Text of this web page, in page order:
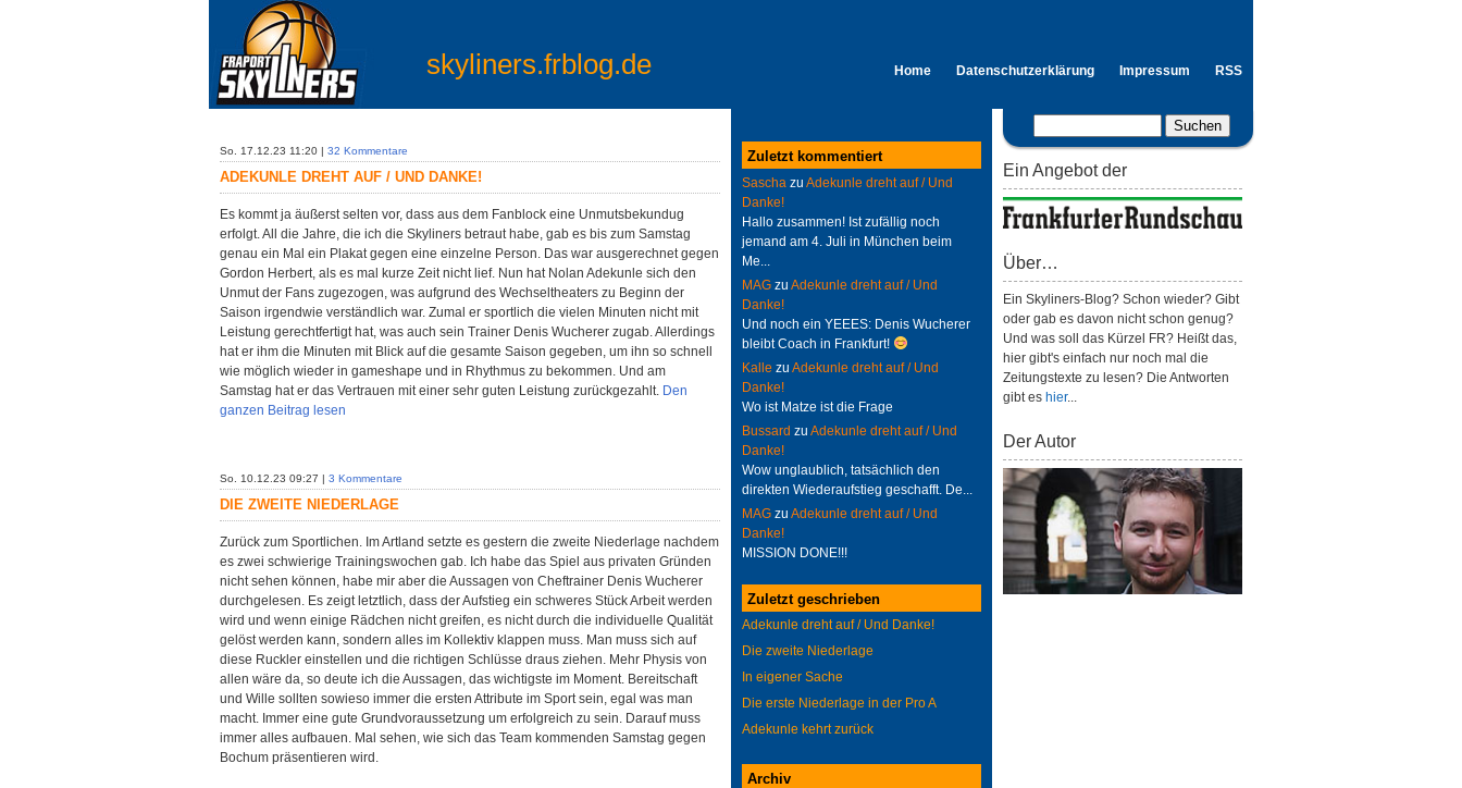
skyliners.frblog.de Home Datenschutzerklärung Impressum RSS
So. 17.12.23 11:20 | 32 Kommentare
ADEKUNLE DREHT AUF / UND DANKE!
Es kommt ja äußerst selten vor, dass aus dem Fanblock eine Unmutsbekundug
erfolgt. All die Jahre, die ich die Skyliners betraut habe, gab es bis zum Samstag
genau ein Mal ein Plakat gegen eine einzelne Person. Das war ausgerechnet gegen
Gordon Herbert, als es mal kurze Zeit nicht lief. Nun hat Nolan Adekunle sich den
Unmut der Fans zugezogen, was aufgrund des Wechseltheaters zu Beginn der
Saison irgendwie verständlich war. Zumal er sportlich die vielen Minuten nicht mit
Leistung gerechtfertigt hat, was auch sein Trainer Denis Wucherer zugab. Allerdings
hat er ihm die Minuten mit Blick auf die gesamte Saison gegeben, um ihn so schnell
wie möglich wieder in gameshape und in Rhythmus zu bekommen. Und am
Samstag hat er das Vertrauen mit einer sehr guten Leistung zurückgezahlt. Den
ganzen Beitrag lesen
So. 10.12.23 09:27 | 3 Kommentare
DIE ZWEITE NIEDERLAGE
Zurück zum Sportlichen. Im Artland setzte es gestern die zweite Niederlage nachdem
es zwei schwierige Trainingswochen gab. Ich habe das Spiel aus privaten Gründen
nicht sehen können, habe mir aber die Aussagen von Cheftrainer Denis Wucherer
durchgelesen. Es zeigt letztlich, dass der Aufstieg ein schweres Stück Arbeit werden
wird und wenn einige Rädchen nicht greifen, es nicht durch die individuelle Qualität
gelöst werden kann, sondern alles im Kollektiv klappen muss. Man muss sich auf
diese Ruckler einstellen und die richtigen Schlüsse draus ziehen. Mehr Physis von
allen wäre da, so deute ich die Aussagen, das wichtigste im Moment. Bereitschaft
und Wille sollten sowieso immer die ersten Attribute im Sport sein, egal was man
macht. Immer eine gute Grundvoraussetzung um erfolgreich zu sein. Darauf muss
immer alles aufbauen. Mal sehen, wie sich das Team kommenden Samstag gegen
Bochum präsentieren wird.
Zuletzt kommentiert
Sascha zu Adekunle dreht auf / Und
Danke!
Hallo zusammen! Ist zufällig noch
jemand am 4. Juli in München beim
Me...
MAG zu Adekunle dreht auf / Und
Danke!
Und noch ein YEEES: Denis Wucherer
bleibt Coach in Frankfurt!
Kalle zu Adekunle dreht auf / Und
Danke!
Wo ist Matze ist die Frage
Bussard zu Adekunle dreht auf / Und
Danke!
Wow unglaublich, tatsächlich den
direkten Wiederaufstieg geschafft. De...
MAG zu Adekunle dreht auf / Und
Danke!
MISSION DONE!!!
Zuletzt geschrieben
Adekunle dreht auf / Und Danke!
Die zweite Niederlage
In eigener Sache
Die erste Niederlage in der Pro A
Adekunle kehrt zurück
Archiv
Ein Angebot der
Über…
Ein Skyliners-Blog? Schon wieder? Gibt
oder gab es davon nicht schon genug?
Und was soll das Kürzel FR? Heißt das,
hier gibt's einfach nur noch mal die
Zeitungstexte zu lesen? Die Antworten
gibt es hier...
Der Autor